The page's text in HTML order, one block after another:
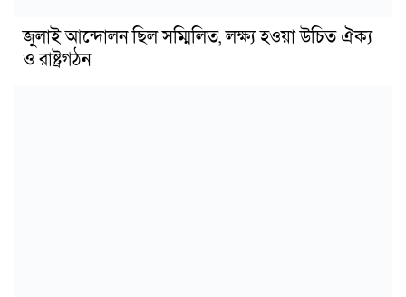
জুলাই আন্দোলন ছিল সম্মিলিত, লক্ষ্য হওয়া উচিত ঐক্য
ও রাষ্ট্রগঠন